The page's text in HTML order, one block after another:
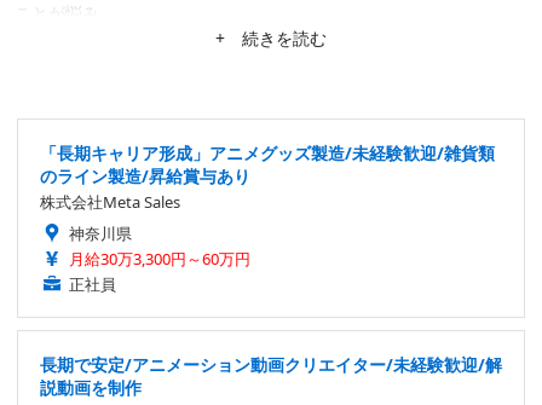
ことが悩み。
+ 続きを読む
「長期キャリア形成」アニメグッズ製造/未経験歓迎/雑貨類
のライン製造/昇給賞与あり
株式会社Meta Sales
神奈川県
月給30万3,300円～60万円
正社員
長期で安定/アニメーション動画クリエイター/未経験歓迎/解
説動画を制作